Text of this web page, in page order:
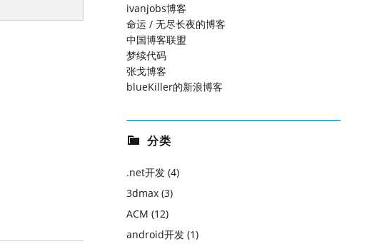
ivanjobs博客
命运 / 无尽长夜的博客
中国博客联盟
梦续代码
张戈博客
blueKiller的新浪博客
分类
.net开发 (4)
3dmax (3)
ACM (12)
android开发 (1)